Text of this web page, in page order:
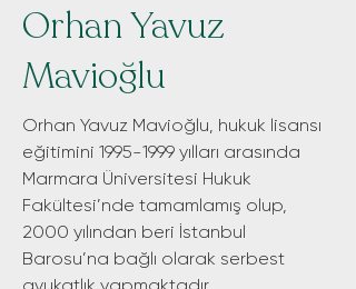
Orhan Yavuz
Mavioğlu
Orhan Yavuz Mavioğlu, hukuk lisansı
eğitimini 1995-1999 yılları arasında
Marmara Üniversitesi Hukuk
Fakültesi’nde tamamlamış olup,
2000 yılından beri İstanbul
Barosu’na bağlı olarak serbest